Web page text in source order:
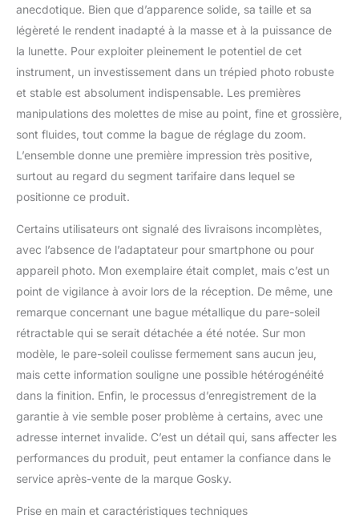
plus lumineuse, plus
claire et offre des images
magnalium durable et
armure en caoutchouc :
sa protection ajustée le
rend utilisable pour
météorologiques les plus
difficiles. L'armure en
caoutchouc absorbant
le bouclier oculaire peut
être étiré pour protéger
l'oculaire Design étanche
: les joints toriques
empêchent l'humidité, la
poussière et les débris
de pénétrer dans le
performance fiable dans
tous les environnements.
La purge de gaz d'azote
offre une performance
Gamme complète
d'accessoires: un
adaptateur de digiscopie
anneau en T et support
anecdotique. Bien que d’apparence solide, sa taille et sa
légèreté le rendent inadapté à la masse et à la puissance de
la lunette. Pour exploiter pleinement le potentiel de cet
instrument, un investissement dans un trépied photo robuste
et stable est absolument indispensable. Les premières
manipulations des molettes de mise au point, fine et grossière,
sont fluides, tout comme la bague de réglage du zoom.
L’ensemble donne une première impression très positive,
surtout au regard du segment tarifaire dans lequel se
positionne ce produit.
Certains utilisateurs ont signalé des livraisons incomplètes,
avec l’absence de l’adaptateur pour smartphone ou pour
appareil photo. Mon exemplaire était complet, mais c’est un
point de vigilance à avoir lors de la réception. De même, une
remarque concernant une bague métallique du pare-soleil
rétractable qui se serait détachée a été notée. Sur mon
modèle, le pare-soleil coulisse fermement sans aucun jeu,
mais cette information souligne une possible hétérogénéité
dans la finition. Enfin, le processus d’enregistrement de la
garantie à vie semble poser problème à certains, avec une
adresse internet invalide. C’est un détail qui, sans affecter les
performances du produit, peut entamer la confiance dans le
service après-vente de la marque Gosky.
Prise en main et caractéristiques techniques